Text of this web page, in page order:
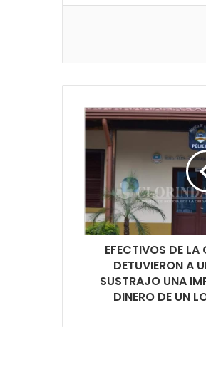
EFECTIVOS DE
DETUVIERON A
SUSTRAJO UNA
DINERO DE UN